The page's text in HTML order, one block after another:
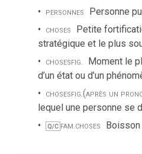
personnes Personne
choses Petite
stratégique et le plus
chosesfig. Moment le
d’un état ou d’un
chosesfig.(après un
lequel une personne se
Q/C fam.choses